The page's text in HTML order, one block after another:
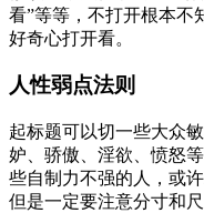
看”等等，不打开根本不
好奇心打开看。
人性弱点法则
起标题可以切一些大众
妒、骄傲、淫欲、愤怒
些自制力不强的人，或
但是一定要注意分寸和